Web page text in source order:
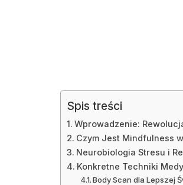
Spis treści
Wprowadzenie:
Czym Jest Mindfulness
Neurobiologia Stresu i
Konkretne Techniki
Body Scan dla Lepszej